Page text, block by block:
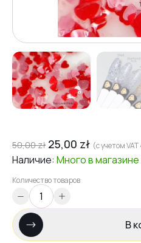
50,00zł 25,00 zł (с учетом VAT
Наличие: Многов магазине
Количество товаров
В